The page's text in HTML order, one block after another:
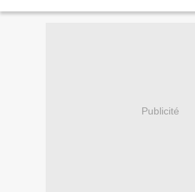
Publicité